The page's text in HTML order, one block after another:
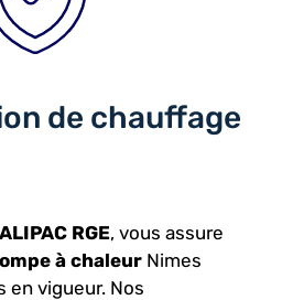
de chauffage
RGE, vous assure
à chaleur Nimes
en vigueur. Nos